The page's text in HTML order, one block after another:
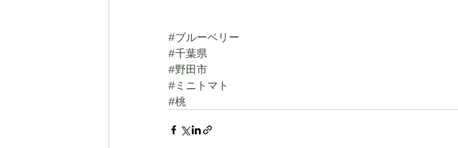
#ブルーベリー
#千葉県
#野田市
#ミニトマト
#桃